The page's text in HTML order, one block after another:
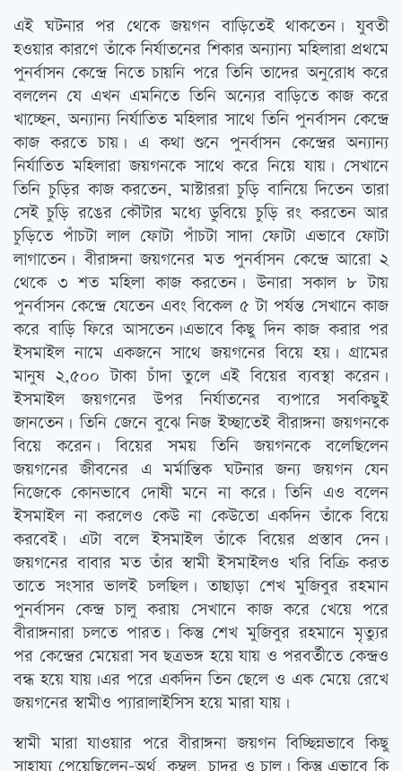
এই ঘটনার পর থেকে জয়গন বাড়িতেই থাকতেন। যুবতী
হওয়ার কারণে তাঁকে নির্যাতনের শিকার অন্যান্য মহিলারা প্রথমে
পুনর্বাসন কেন্দ্রে নিতে চায়নি পরে তিনি তাদের অনুরোধ করে
বললেন যে এখন এমনিতে তিনি অন্যের বাড়িতে কাজ করে
খাচ্ছেন, অন্যান্য নির্যাতিত মহিলার সাথে তিনি পুনর্বাসন কেন্দ্রে
কাজ করতে চায়। এ কথা শুনে পুনর্বাসন কেন্দ্রের অন্যান্য
নির্যাতিত মহিলারা জয়গনকে সাথে করে নিয়ে যায়। সেখানে
তিনি চুড়ির কাজ করতেন, মাস্টাররা চুড়ি বানিয়ে দিতেন তারা
সেই চুড়ি রঙের কৌটার মধ্যে ডুবিয়ে চুড়ি রং করতেন আর
চুড়িতে পাঁচটা লাল ফোটা পাঁচটা সাদা ফোটা এভাবে ফোটা
লাগাতেন। বীরাঙ্গনা জয়গনের মত পুনর্বাসন কেন্দ্রে আরো ২
থেকে ৩ শত মহিলা কাজ করতেন। উনারা সকাল ৮ টায়
পুনর্বাসন কেন্দ্রে যেতেন এবং বিকেল ৫ টা পর্যন্ত সেখানে কাজ
করে বাড়ি ফিরে আসতেন।এভাবে কিছু দিন কাজ করার পর
ইসমাইল নামে একজনে সাথে জয়গনের বিয়ে হয়। গ্রামের
মানুষ ২,৫০০ টাকা চাঁদা তুলে এই বিয়ের ব্যবস্থা করেন।
ইসমাইল জয়গনের উপর নির্যাতনের ব্যপারে সবকিছুই
জানতেন। তিনি জেনে বুঝে নিজ ইচ্ছাতেই বীরাঙ্গনা জয়গনকে
বিয়ে করেন। বিয়ের সময় তিনি জয়গনকে বলেছিলেন
জয়গনের জীবনের এ মর্মান্তিক ঘটনার জন্য জয়গন যেন
নিজেকে কোনভাবে দোষী মনে না করে। তিনি এও বলেন
ইসমাইল না করলেও কেউ না কেউতো একদিন তাঁকে বিয়ে
করবেই। এটা বলে ইসমাইল তাঁকে বিয়ের প্রস্তাব দেন।
জয়গনের বাবার মত তাঁর স্বামী ইসমাইলও খরি বিক্রি করত
তাতে সংসার ভালই চলছিল। তাছাড়া শেখ মুজিবুর রহমান
পুনর্বাসন কেন্দ্র চালু করায় সেখানে কাজ করে খেয়ে পরে
বীরাঙ্গনারা চলতে পারত। কিন্তু শেখ মুজিবুর রহমানে মৃত্যুর
পর কেন্দ্রের মেয়েরা সব ছত্রভঙ্গ হয়ে যায় ও পরবর্তীতে কেন্দ্রও
বন্ধ হয়ে যায়।এর পরে একদিন তিন ছেলে ও এক মেয়ে রেখে
জয়গনের স্বামীও প্যারালাইসিস হয়ে মারা যায়।
স্বামী মারা যাওয়ার পরে বীরাঙ্গনা জয়গন বিচ্ছিন্নভাবে কিছু